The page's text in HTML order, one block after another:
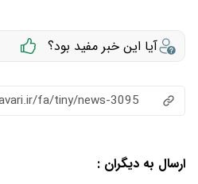
آیا این خبر مفید بود؟
fa/tiny/news-3095
ارسال به دیگران :